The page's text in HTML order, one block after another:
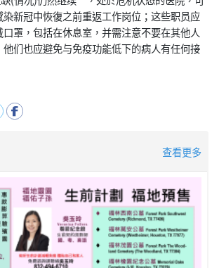
新冠中恢復之前重返工作岗位；这些职员应
罩，包括在休息室，并需注意不要在其他人
们也应避免与免疫功能低下的病人有任何接
查看更多